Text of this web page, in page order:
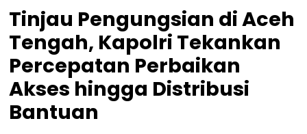
Tinjau Pengungsian di Aceh
Tengah, Kapolri Tekankan
Percepatan Perbaikan
Akses hingga Distribusi
Bantuan